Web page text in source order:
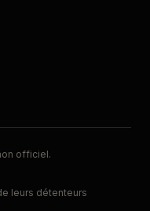
officiel.
leurs détenteurs